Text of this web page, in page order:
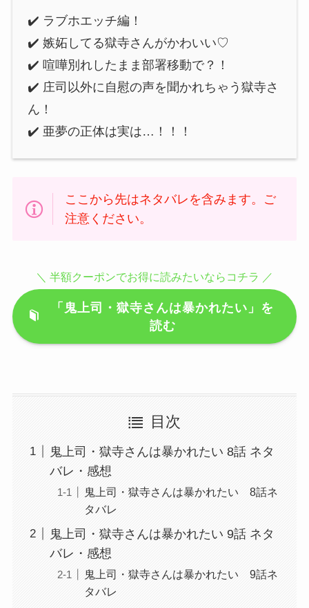
✔️ ラブホエッチ編！
✔️ 嫉妬してる獄寺さんがかわいい♡
✔️ 喧嘩別れしたまま部署移動で？！
✔️ 庄司以外に自慰の声を聞かれちゃう獄寺さ
ん！
✔️ 亜夢の正体は実は…！！！
ここから先はネタバレを含みます。ご
注意ください。
＼ 半額クーポンでお得に読みたいならコチラ ／
「鬼上司・獄寺さんは暴かれたい」を
読む
目次
鬼上司・獄寺さんは暴かれたい 8話 ネタ
バレ・感想
鬼上司・獄寺さんは暴かれたい 8話ネ
タバレ
鬼上司・獄寺さんは暴かれたい 9話 ネタ
バレ・感想
鬼上司・獄寺さんは暴かれたい 9話ネ
タバレ